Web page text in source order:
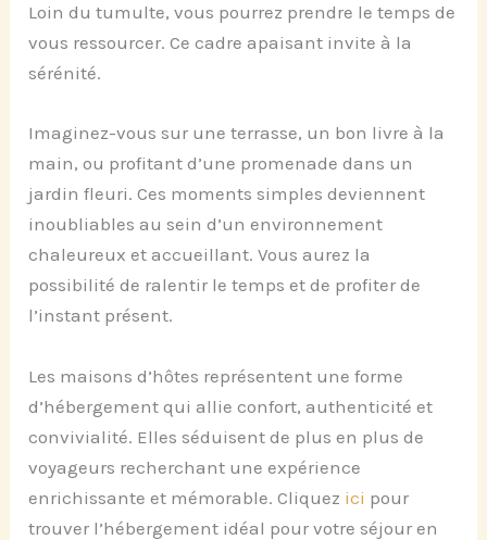
Loin du tumulte, vous pourrez prendre le temps de
vous ressourcer. Ce cadre apaisant invite à la
sérénité.
Imaginez-vous sur une terrasse, un bon livre à la
main, ou profitant d’une promenade dans un
jardin fleuri. Ces moments simples deviennent
inoubliables au sein d’un environnement
chaleureux et accueillant. Vous aurez la
possibilité de ralentir le temps et de profiter de
l’instant présent.
Les maisons d’hôtes représentent une forme
d’hébergement qui allie confort, authenticité et
convivialité. Elles séduisent de plus en plus de
voyageurs recherchant une expérience
enrichissante et mémorable. Cliquez ici pour
trouver l’hébergement idéal pour votre séjour en